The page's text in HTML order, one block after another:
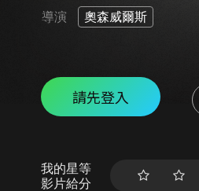
導演 奧森威爾斯
請先登入
我的星等
影片給分